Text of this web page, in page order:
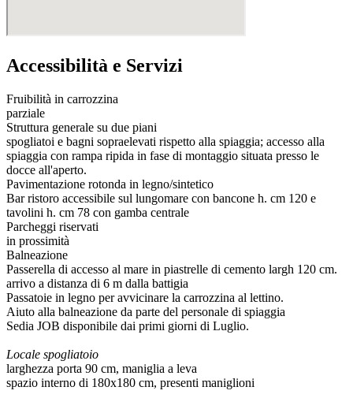
Accessibilità e Servizi
Fruibilità in carrozzina
parziale
Struttura generale su due piani
spogliatoi e bagni sopraelevati rispetto alla spiaggia; accesso alla
spiaggia con rampa ripida in fase di montaggio situata presso le
docce all'aperto.
Pavimentazione rotonda in legno/sintetico
Bar ristoro accessibile sul lungomare con bancone h. cm 120 e
tavolini h. cm 78 con gamba centrale
Parcheggi riservati
in prossimità
Balneazione
Passerella di accesso al mare in piastrelle di cemento largh 120 cm.
arrivo a distanza di 6 m dalla battigia
Passatoie in legno per avvicinare la carrozzina al lettino.
Aiuto alla balneazione da parte del personale di spiaggia
Sedia JOB disponibile dai primi giorni di Luglio.
Locale spogliatoio
larghezza porta 90 cm, maniglia a leva
spazio interno di 180x180 cm, presenti maniglioni